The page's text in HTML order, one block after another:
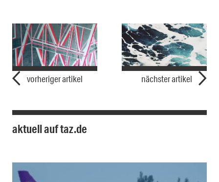
vorheriger artikel nächster artikel
aktuell auf taz.de